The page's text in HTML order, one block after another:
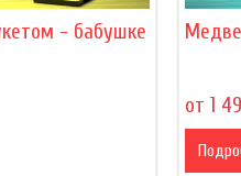
- бабушке
от 1